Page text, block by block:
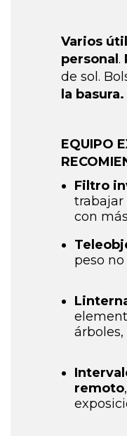
Varios
personal .
de sol.
la basura.
EQUIPO
Filtro
trabajar
con
peso
remoto